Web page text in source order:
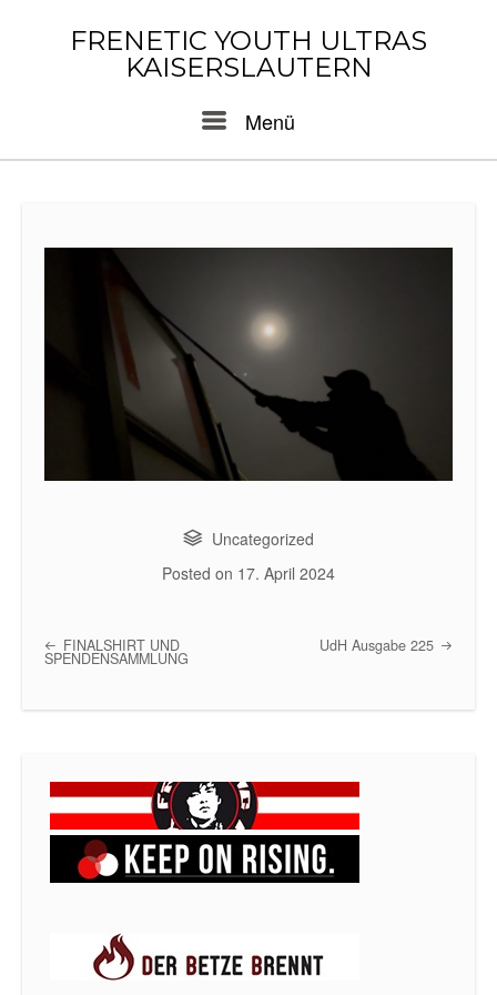
FRENETIC YOUTH ULTRAS
KAISERSLAUTERN
Menü
Uncategorized
Posted on 17. April 2024
Post navigation
FINALSHIRT UND
SPENDENSAMMLUNG
UdH Ausgabe 225